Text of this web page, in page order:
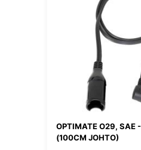
OPTIMATE O29, SAE
(100CM JOHTO)